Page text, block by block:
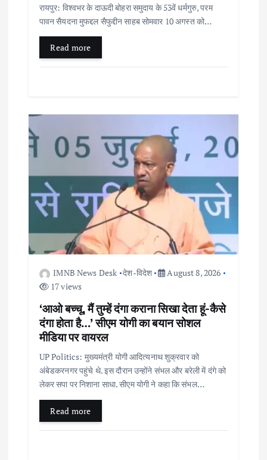
रायपुर: विश्वभर के दाऊदी बोहरा समुदाय के 53वें धर्मगुरु, परम
पावन सैयदना मुफद्दल सैफुद्दीन साहब सोमवार 10 अगस्त को…
Read more
IMNB News Desk देश-विदेश
August 8, 2026
17 views
‘आओ बच्चू, मैं तुम्हें दंगा कराना सिखा देता हूं-कैसे
दंगा होता है…’ सीएम योगी का बयान सोशल
मीडिया पर वायरल
UP Politics: मुख्यमंत्री योगी आदित्यनाथ शुक्रवार को
अंबेडकरनगर पहुंचे थे. इस दौरान उन्होंने संभल और बरेली में दंगे को
लेकर सपा पर निशाना साधा. सीएम योगी ने कहा कि संभल…
Read more